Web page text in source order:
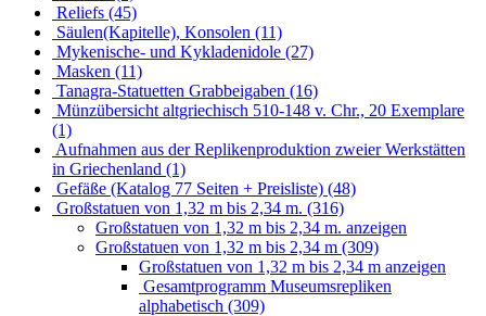
Reliefs (45)
Säulen(Kapitelle), Konsolen (11)
Mykenische- und Kykladenidole (27)
Masken (11)
Tanagra-Statuetten Grabbeigaben (16)
Münzübersicht altgriechisch 510-148 v. Chr., 20 Exemplare
(1)
Aufnahmen aus der Replikenproduktion zweier Werkstätten
in Griechenland (1)
Gefäße (Katalog 77 Seiten + Preisliste) (48)
Großstatuen von 1,32 m bis 2,34 m. (316)
Großstatuen von 1,32 m bis 2,34 m. anzeigen
Großstatuen von 1,32 m bis 2,34 m (309)
Großstatuen von 1,32 m bis 2,34 m anzeigen
Gesamtprogramm Museumsrepliken
alphabetisch (309)